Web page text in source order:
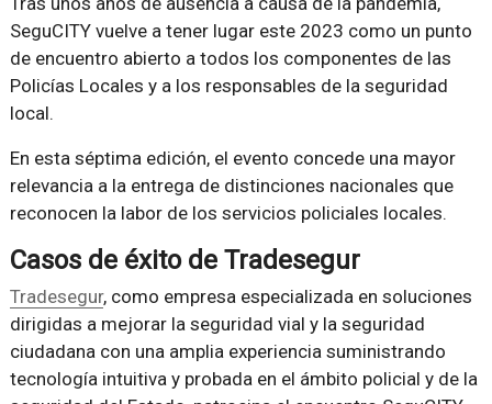
SeguCITY vuelve a tener lugar este 2023 como un punto
de encuentro abierto a todos los componentes de las
Policías Locales y a los responsables de la seguridad
local.
En esta séptima edición, el evento concede una mayor
relevancia a la entrega de distinciones nacionales que
reconocen la labor de los servicios policiales locales.
Casos de éxito de Tradesegur
Tradesegur, como empresa especializada en soluciones
dirigidas a mejorar la seguridad vial y la seguridad
ciudadana con una amplia experiencia suministrando
tecnología intuitiva y probada en el ámbito policial y de la